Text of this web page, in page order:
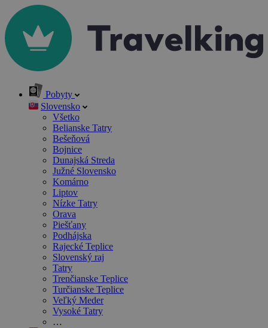
Pobyty
Slovensko
Všetko
Belianske Tatry
Bešeňová
Bojnice
Dunajská Streda
Južné Slovensko
Komárno
Liptov
Nízke Tatry
Orava
Piešťany
Podhájska
Rajecké Teplice
Slovenský raj
Tatry
Trenčianske Teplice
Turčianske Teplice
Veľký Meder
Vysoké Tatry
…